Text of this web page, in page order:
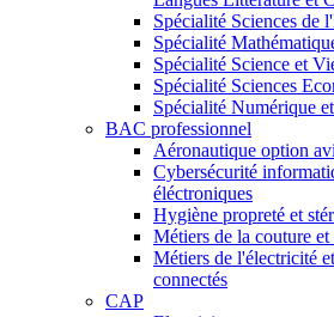
Spécialité Sciences de
Spécialité
Spécialité Science et
Spécialité Sciences
Spécialité Numérique
BAC professionnel
Aéronautique option
Cybersécurité
éléctroniques
Hygiène propreté et
Métiers de la couture
Métiers de l'électricité
connectés
CAP